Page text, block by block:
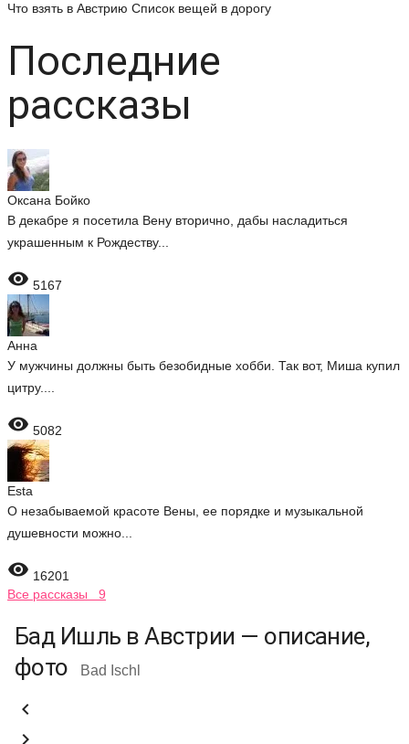
Что взять в Австрию Список вещей в дорогу
Последние
рассказы
Оксана Бойко
В декабре я посетила Вену вторично, дабы насладиться
украшенным к Рождеству...
 5167
Анна
У мужчины должны быть безобидные хобби. Так вот, Миша купил
цитру....
 5082
Esta
О незабываемой красоте Вены, ее порядке и музыкальной
душевности можно...
 16201
Все рассказы 9
Бад Ишль в Австрии — описание,
фото
Bad Ischl

